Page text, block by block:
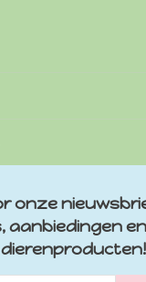
onze
aanbiedingen